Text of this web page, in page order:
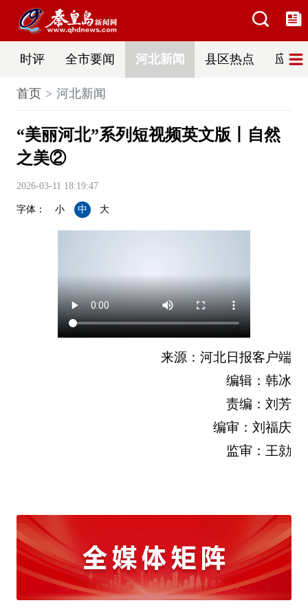
时评 全市要闻 河北新闻 县区热点 应急
首页 河北新闻
“美丽河北”系列短视频英文版丨自然
之美②
2026-03-11 18:19:47
字体： 小 中 大
来源：河北日报客户端
编辑：韩冰
责编：刘芳
编审：刘福庆
监审：王勍